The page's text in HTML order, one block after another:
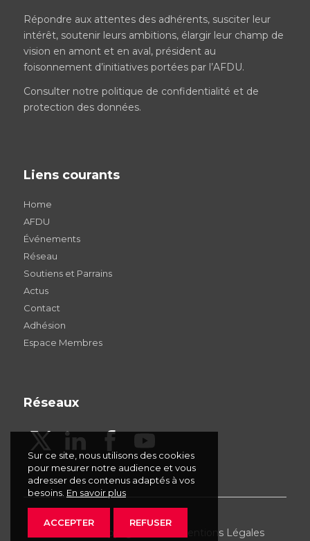
Répondre aux attentes des adhérents, susciter leur
intérêt, soutenir leurs ambitions, élargir leur champ de
vision en amont et en aval, président au
foisonnement d’initiatives portées par l’AFDU.
Consulter notre politique de confidentialité et de
protection des données.
Liens courants
Home
AFDU
Événements
Réseau
Soutiens et Parrains
Actus
Contact
Adhésion
Espace Membres
Réseaux
Mentions Légales
Sur ce site, nous utilisons des cookies
pour mesurer notre audience et vous
adresser des contenus adaptés à vos
besoins. En savoir plus
ACCEPTER REFUSER